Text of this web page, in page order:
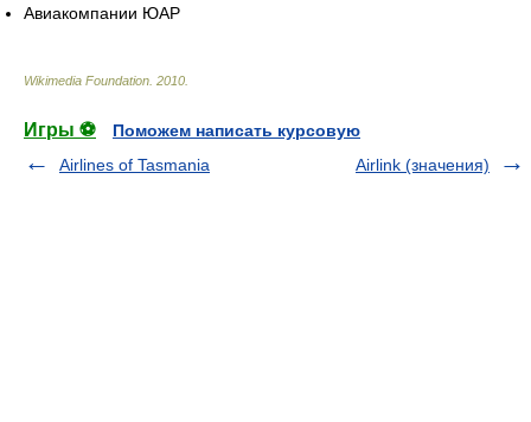
Авиакомпании ЮАР
Wikimedia Foundation 2010
Игры ⚽
Поможем написать курсовую
Airlines of Tasmania
Airlink (значения)